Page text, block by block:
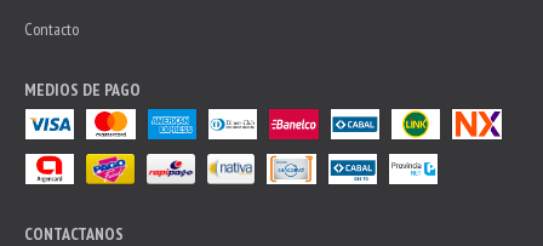
Contacto
MEDIOS DE PAGO
CONTACTANOS